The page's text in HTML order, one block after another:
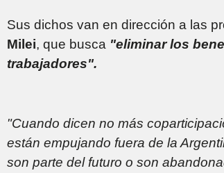
Sus dichos van en dirección a las
Milei, que busca "eliminar los
trabajadores".
"Cuando dicen no más
están empujando fuera de la
son parte del futuro o son